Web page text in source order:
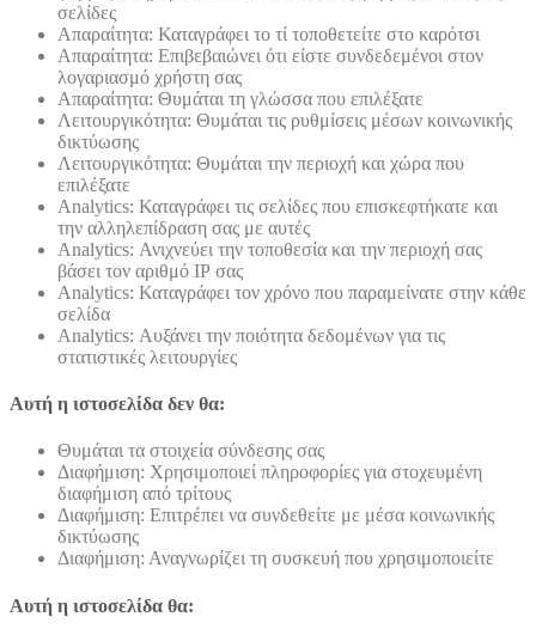
σελίδες
Απαραίτητα: Καταγράφει το τί τοποθετείτε στο καρότσι
Απαραίτητα: Επιβεβαιώνει ότι είστε συνδεδεμένοι στον
λογαριασμό χρήστη σας
Απαραίτητα: Θυμάται τη γλώσσα που επιλέξατε
Λειτουργικότητα: Θυμάται τις ρυθμίσεις μέσων κοινωνικής
δικτύωσης
Λειτουργικότητα: Θυμάται την περιοχή και χώρα που
επιλέξατε
Analytics: Καταγράφει τις σελίδες που επισκεφτήκατε και
την αλληλεπίδραση σας με αυτές
Analytics: Ανιχνεύει την τοποθεσία και την περιοχή σας
βάσει τον αριθμό ΙΡ σας
Analytics: Καταγράφει τον χρόνο που παραμείνατε στην κάθε
σελίδα
Analytics: Αυξάνει την ποιότητα δεδομένων για τις
στατιστικές λειτουργίες
Αυτή η ιστοσελίδα δεν θα:
Θυμάται τα στοιχεία σύνδεσης σας
Διαφήμιση: Χρησιμοποιεί πληροφορίες για στοχευμένη
διαφήμιση από τρίτους
Διαφήμιση: Επιτρέπει να συνδεθείτε με μέσα κοινωνικής
δικτύωσης
Διαφήμιση: Αναγνωρίζει τη συσκευή που χρησιμοποιείτε
Αυτή η ιστοσελίδα θα: